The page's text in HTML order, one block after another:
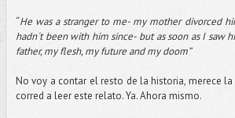
“He was a stranger to me- my mother divorced
hadn´t been with him since- but as soon as I saw
father, my flesh, my future and my doom”
No voy a contar el resto de la historia, merece
corred a leer este relato. Ya. Ahora mismo.